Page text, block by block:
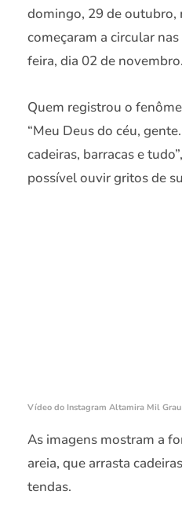
domingo, 29 de outubro,
começaram a circular
feira, dia 02 de novembro.
Quem registrou o
“Meu Deus do céu,
cadeiras, barracas e
possível ouvir gritos de
Vídeo do Instagram Altamira Mil Grau
As imagens mostram a
areia, que arrasta
tendas.